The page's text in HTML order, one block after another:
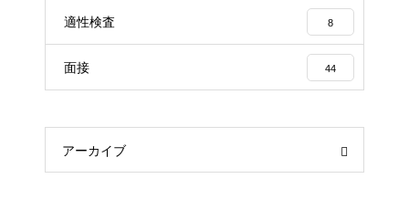
適性検査 8
面接 44
アーカイブ